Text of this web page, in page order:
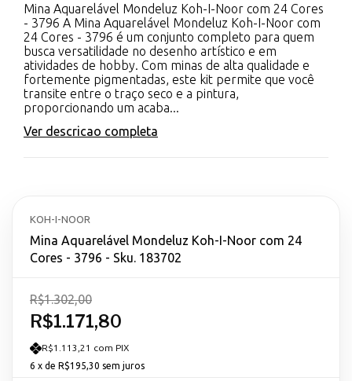
Mina Aquarelável Mondeluz Koh-I-Noor com 24 Cores
- 3796 A Mina Aquarelável Mondeluz Koh-I-Noor com
24 Cores - 3796 é um conjunto completo para quem
busca versatilidade no desenho artístico e em
atividades de hobby. Com minas de alta qualidade e
fortemente pigmentadas, este kit permite que você
transite entre o traço seco e a pintura,
proporcionando um acaba...
Ver descricao completa
KOH-I-NOOR
Mina Aquarelável Mondeluz Koh-I-Noor com 24
Cores - 3796 - Sku. 183702
R$1.171,80
R$1.302,00
R$1.113,21 com PIX
6 x de R$195,30 sem juros